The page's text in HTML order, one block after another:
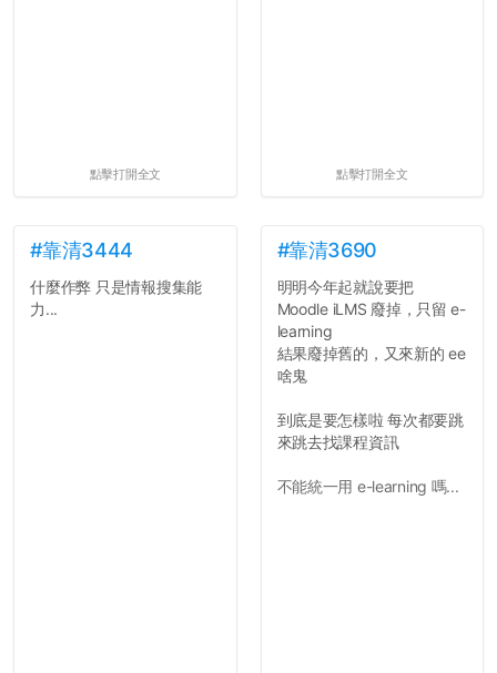
點擊打開全文 點擊打開全文
#靠清3444
什麼作弊 只是情報搜集能
力...
#靠清3690
明明今年起就說要把
Moodle iLMS 廢掉，只留 e-
learning
結果廢掉舊的，又來新的 ee
啥鬼
到底是要怎樣啦 每次都要跳
來跳去找課程資訊
不能統一用 e-learning 嗎...